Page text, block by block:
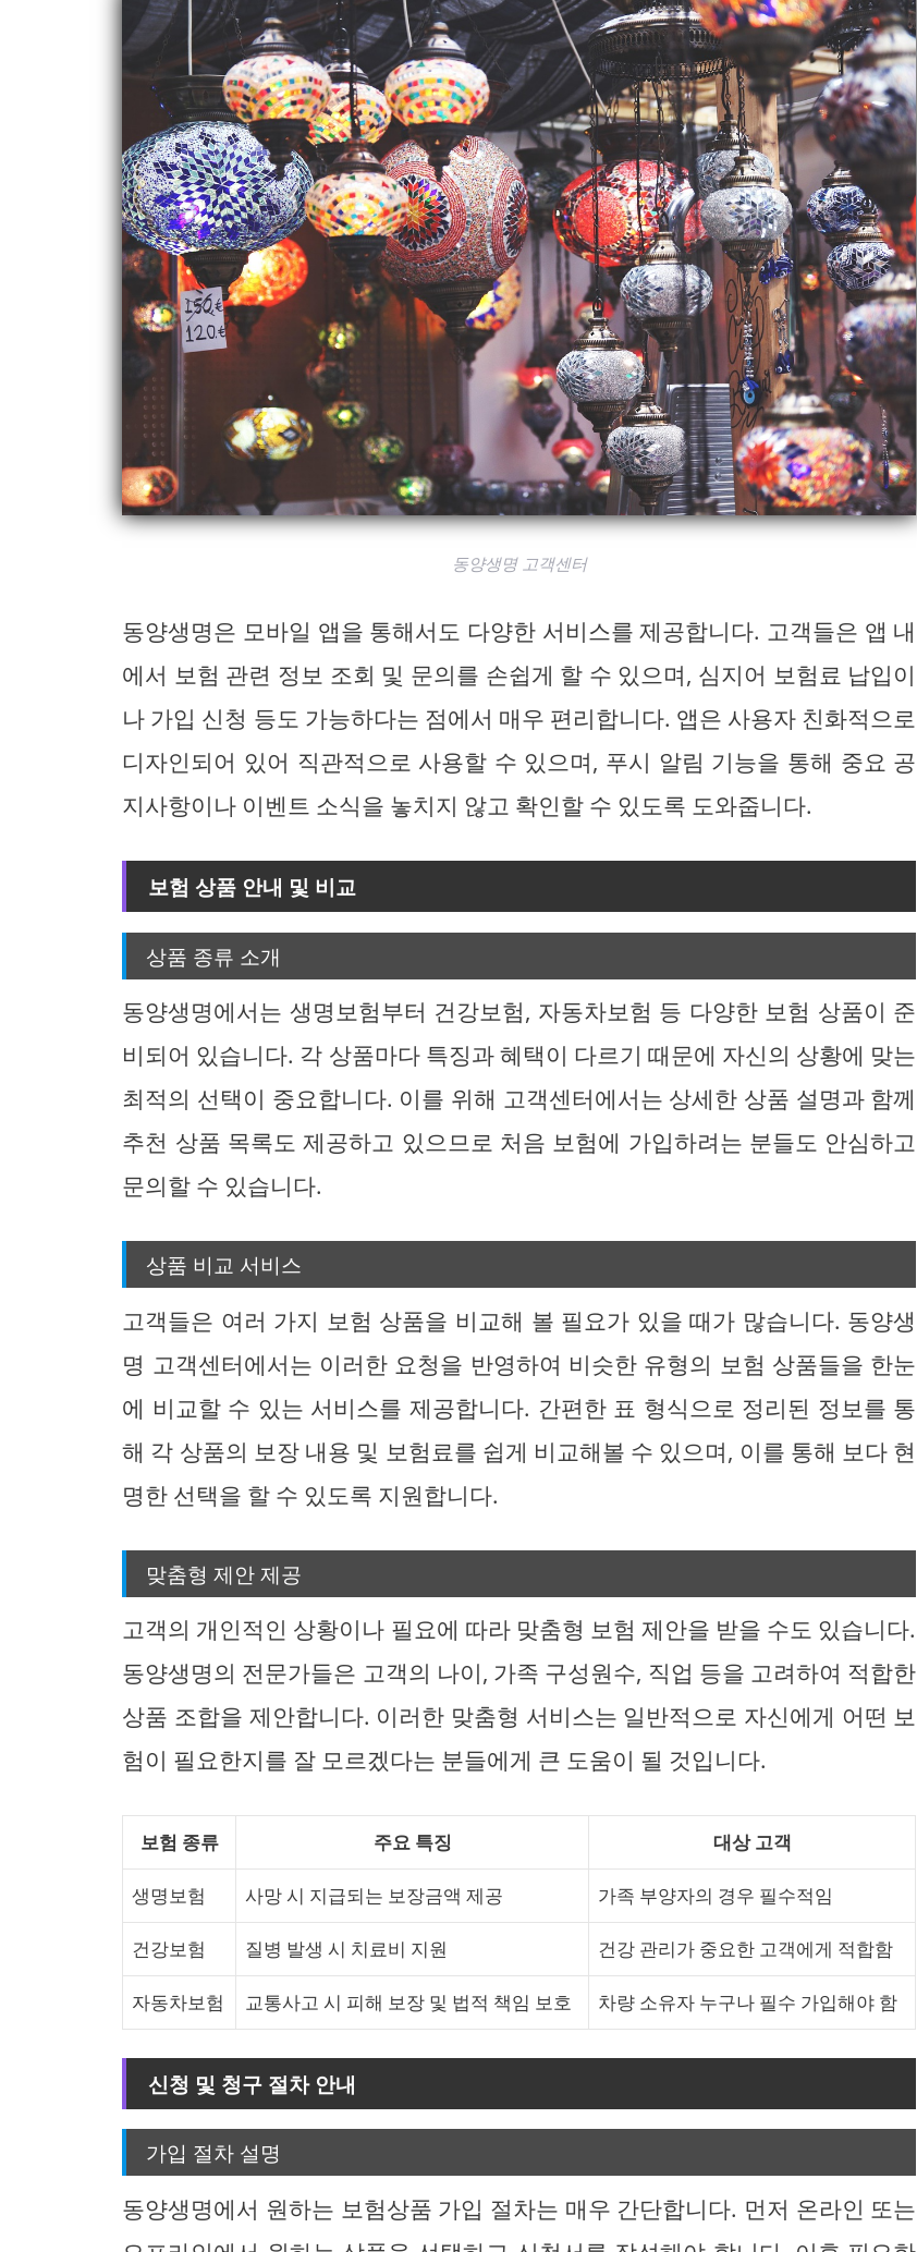
동양생명 고객센터
동양생명은 모바일 앱을 통해서도 다양한 서비스를 제공합니다. 고객들은 앱 내
에서 보험 관련 정보 조회 및 문의를 손쉽게 할 수 있으며, 심지어 보험료 납입이
나 가입 신청 등도 가능하다는 점에서 매우 편리합니다. 앱은 사용자 친화적으로
디자인되어 있어 직관적으로 사용할 수 있으며, 푸시 알림 기능을 통해 중요 공
지사항이나 이벤트 소식을 놓치지 않고 확인할 수 있도록 도와줍니다.
보험 상품 안내 및 비교
상품 종류 소개
동양생명에서는 생명보험부터 건강보험, 자동차보험 등 다양한 보험 상품이 준
비되어 있습니다. 각 상품마다 특징과 혜택이 다르기 때문에 자신의 상황에 맞는
최적의 선택이 중요합니다. 이를 위해 고객센터에서는 상세한 상품 설명과 함께
추천 상품 목록도 제공하고 있으므로 처음 보험에 가입하려는 분들도 안심하고
문의할 수 있습니다.
상품 비교 서비스
고객들은 여러 가지 보험 상품을 비교해 볼 필요가 있을 때가 많습니다. 동양생
명 고객센터에서는 이러한 요청을 반영하여 비슷한 유형의 보험 상품들을 한눈
에 비교할 수 있는 서비스를 제공합니다. 간편한 표 형식으로 정리된 정보를 통
해 각 상품의 보장 내용 및 보험료를 쉽게 비교해볼 수 있으며, 이를 통해 보다 현
명한 선택을 할 수 있도록 지원합니다.
맞춤형 제안 제공
고객의 개인적인 상황이나 필요에 따라 맞춤형 보험 제안을 받을 수도 있습니다.
동양생명의 전문가들은 고객의 나이, 가족 구성원수, 직업 등을 고려하여 적합한
상품 조합을 제안합니다. 이러한 맞춤형 서비스는 일반적으로 자신에게 어떤 보
험이 필요한지를 잘 모르겠다는 분들에게 큰 도움이 될 것입니다.
보험 종류 주요 특징 대상 고객
생명보험 사망 시 지급되는 보장금액 제공 가족 부양자의 경우 필수적임
건강보험 질병 발생 시 치료비 지원 건강 관리가 중요한 고객에게 적합함
자동차보험 교통사고 시 피해 보장 및 법적 책임 보호 차량 소유자 누구나 필수 가입해야 함
신청 및 청구 절차 안내
가입 절차 설명
동양생명에서 원하는 보험상품 가입 절차는 매우 간단합니다. 먼저 온라인 또는